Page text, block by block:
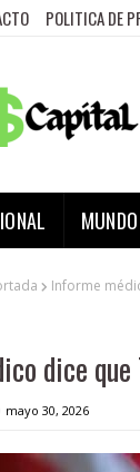
POLITICA DE
MUNDO
Informe
dice
mayo 30, 2026